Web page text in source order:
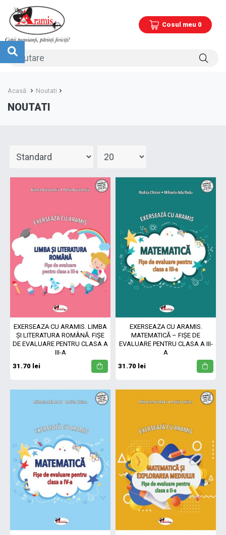
Cosul meu 0
Acasă Noutati
NOUTATI
EXERSEAZĂ CU ARAMIS. LIMBA
ȘI LITERATURA ROMÂNĂ. FIȘE
DE EVALUARE PENTRU CLASA A
III-A
31.70 lei
EXERSEAZĂ CU ARAMIS.
MATEMATICĂ – FIȘE DE
EVALUARE PENTRU CLASA A III-
A
31.70 lei